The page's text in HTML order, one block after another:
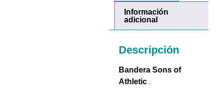
Información
adicional
Descripción
Bandera Sons of
Athletic .